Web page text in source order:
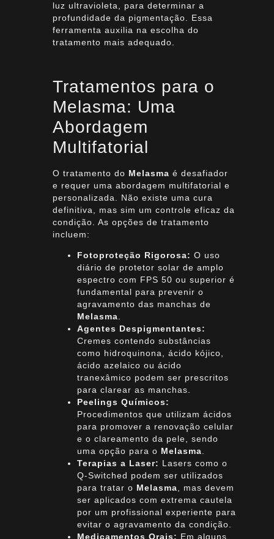
luz ultravioleta, para determinar a
profundidade da pigmentação. Essa
ferramenta auxilia na escolha do
tratamento mais adequado.
Tratamentos para o
Melasma: Uma
Abordagem
Multifatorial
O tratamento do Melasma é desafiador
e requer uma abordagem multifatorial e
personalizada. Não existe uma cura
definitiva, mas sim um controle eficaz da
condição. As opções de tratamento
incluem:
Fotoproteção Rigorosa: O uso
diário de protetor solar de amplo
espectro com FPS 50 ou superior é
fundamental para prevenir o
agravamento das manchas de
Melasma
Agentes Despigmentantes:
Cremes contendo substâncias
como hidroquinona, ácido kójico,
ácido azelaico ou ácido
tranexâmico podem ser prescritos
para clarear as manchas.
Peelings Químicos:
Procedimentos que utilizam ácidos
para promover a renovação celular
e o clareamento da pele, sendo
uma opção para o Melasma
Terapias a Laser: Lasers como o
Q-Switched podem ser utilizados
para tratar o Melasma , mas devem
ser aplicados com extrema cautela
por um profissional experiente para
evitar o agravamento da condição.
Medicamentos Orais: Em alguns